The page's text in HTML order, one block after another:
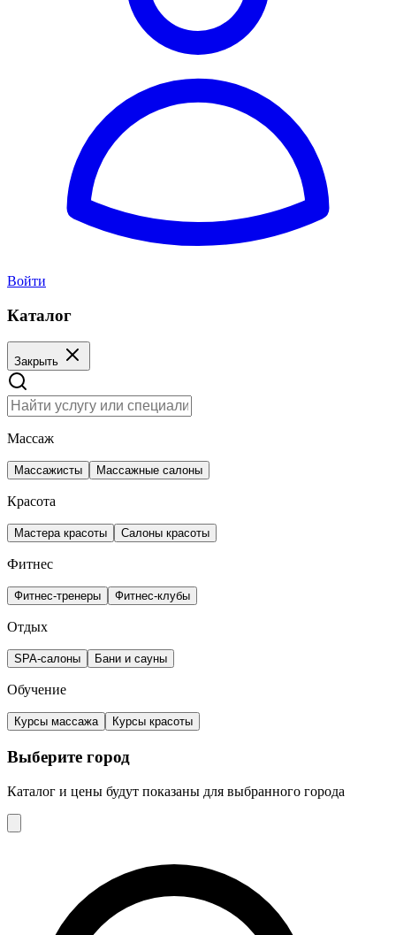
Войти
Каталог
Закрыть
Массаж
Массажисты Массажные салоны
Красота
Мастера красоты Салоны красоты
Фитнес
Фитнес-тренеры Фитнес-клубы
Отдых
SPA-салоны Бани и сауны
Обучение
Курсы массажа Курсы красоты
Выберите город
Каталог и цены будут показаны для выбранного города